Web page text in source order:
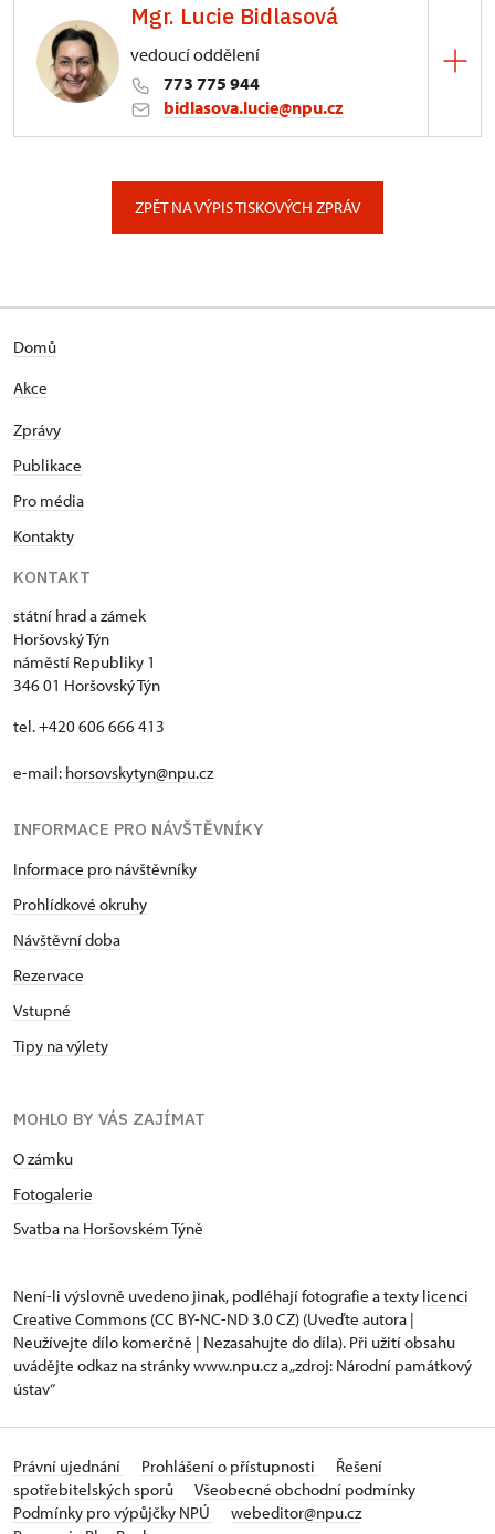
3/, Sychrov 3
Mgr. Lucie Bidlasová
vedoucí oddělení
773 775 944
bidlasova.lucie@npu.cz
ZPĚT NA VÝPIS TISKOVÝCH ZPRÁV
Domů
Akce
Zprávy
Publikace
Pro média
Kontakty
KONTAKT
státní hrad a zámek
Horšovský Týn
náměstí Republiky 1
346 01 Horšovský Týn
tel. +420 606 666 413
e-mail: horsovskytyn@npu.cz
INFORMACE PRO NÁVŠTĚVNÍKY
Informace pro návštěvníky
Prohlídkové okruhy
Návštěvní doba
Rezervace
Vstupné
Tipy na výlety
MOHLO BY VÁS ZAJÍMAT
O zámku
Fotogalerie
Svatba na Horšovském Týně
Není-li výslovně uvedeno jinak, podléhají fotografie a texty licenci
Creative Commons (CC BY-NC-ND 3.0 CZ) (Uveďte autora |
Neužívejte dílo komerčně | Nezasahujte do díla). Při užití obsahu
uvádějte odkaz na stránky www.npu.cz a „zdroj: Národní památkový
ústav“
Právní ujednání Prohlášení o přístupnosti
Řešení
spotřebitelských sporů
Všeobecné obchodní podmínky
Podmínky pro výpůjčky NPÚ
webeditor@npu.cz